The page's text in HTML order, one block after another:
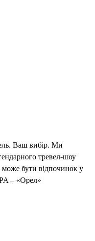
Ваш вибір. Ми
тревел-шоу
бути відпочинок у
– «Орел»